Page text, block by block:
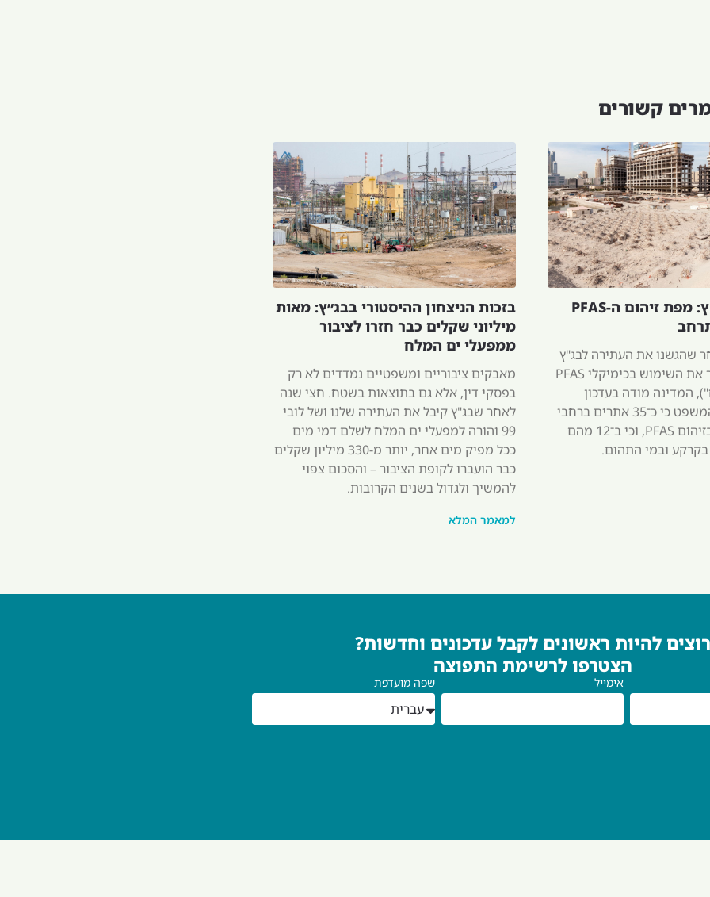
קשורים
המדינה לבג"ץ: מפת זיהום ה-PFAS
שהגשנו את העתירה לבג"ץ
בדרישה להסדיר את השימוש בכימיקלי PFAS
המדינה מודה בעדכון
שהגישה לבית המשפט כי כ־35 אתרים ברחבי
הארץ חשודים בזיהום PFAS, וכי ב־12 מהם
בקרקע ובמי התהום.
בזכות הניצחון ההיסטורי בבג״ץ: מאות
מיליוני שקלים כבר חזרו לציבור
ממפעלי ים המלח
מאבקים ציבוריים ומשפטיים נמדדים לא רק
בפסקי דין, אלא גם בתוצאות בשטח. חצי שנה
לאחר שבג"ץ קיבל את העתירה שלנו ושל לובי
99 והורה למפעלי ים המלח לשלם דמי מים
ככל מפיק מים אחר, יותר מ-330 מיליון שקלים
כבר הועברו לקופת הציבור – והסכום צפוי
להמשיך ולגדול בשנים הקרובות.
למאמר המלא
רוצים להיות ראשונים לקבל עדכונים וחדשות?
הצטרפו לרשימת התפוצה
אימייל שפה מועדפת